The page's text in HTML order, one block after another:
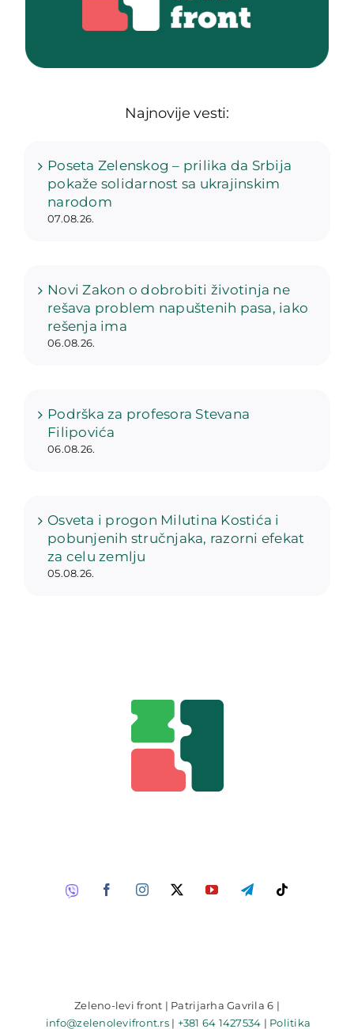
Najnovije vesti:
Poseta Zelenskog – prilika da Srbija
pokaže solidarnost sa ukrajinskim
narodom
07.08.26.
Novi Zakon o dobrobiti životinja ne
rešava problem napuštenih pasa, iako
rešenja ima
06.08.26.
Podrška za profesora Stevana
Filipovića
06.08.26.
Osveta i progon Milutina Kostića i
pobunjenih stručnjaka, razorni efekat
za celu zemlju
05.08.26.
Zeleno-levi front | Patrijarha Gavrila 6 |
info@zelenolevifront.rs| +381 64 1427534 | Politika